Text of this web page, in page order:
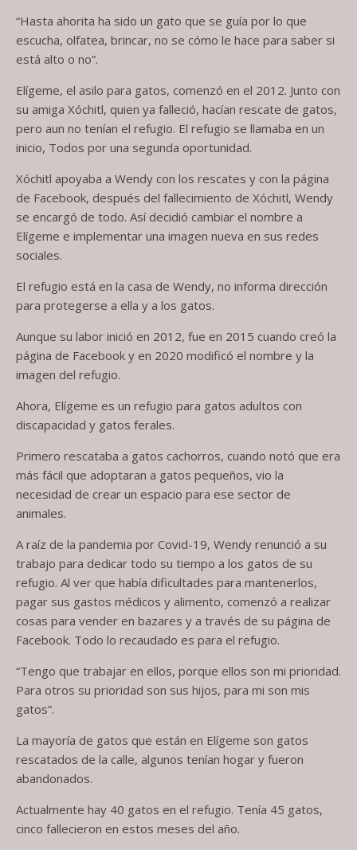
“Hasta ahorita ha sido un gato que se guía por lo que
escucha, olfatea, brincar, no se cómo le hace para saber si
está alto o no”.
Elígeme, el asilo para gatos, comenzó en el 2012. Junto con
su amiga Xóchitl, quien ya falleció, hacían rescate de gatos,
pero aun no tenían el refugio. El refugio se llamaba en un
inicio, Todos por una segunda oportunidad.
Xóchitl apoyaba a Wendy con los rescates y con la página
de Facebook, después del fallecimiento de Xóchitl, Wendy
se encargó de todo. Así decidió cambiar el nombre a
Elígeme e implementar una imagen nueva en sus redes
sociales.
El refugio está en la casa de Wendy, no informa dirección
para protegerse a ella y a los gatos.
Aunque su labor inició en 2012, fue en 2015 cuando creó la
página de Facebook y en 2020 modificó el nombre y la
imagen del refugio.
Ahora, Elígeme es un refugio para gatos adultos con
discapacidad y gatos ferales.
Primero rescataba a gatos cachorros, cuando notó que era
más fácil que adoptaran a gatos pequeños, vio la
necesidad de crear un espacio para ese sector de
animales.
A raíz de la pandemia por Covid-19, Wendy renunció a su
trabajo para dedicar todo su tiempo a los gatos de su
refugio. Al ver que había dificultades para mantenerlos,
pagar sus gastos médicos y alimento, comenzó a realizar
cosas para vender en bazares y a través de su página de
Facebook. Todo lo recaudado es para el refugio.
“Tengo que trabajar en ellos, porque ellos son mi prioridad.
Para otros su prioridad son sus hijos, para mi son mis
gatos”.
La mayoría de gatos que están en Elígeme son gatos
rescatados de la calle, algunos tenían hogar y fueron
abandonados.
Actualmente hay 40 gatos en el refugio. Tenía 45 gatos,
cinco fallecieron en estos meses del año.